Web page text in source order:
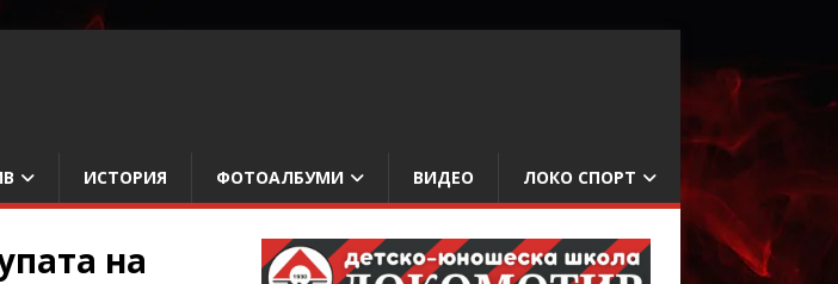
ИСТОРИЯ ФОТОАЛБУМИ ВИДЕО ЛОКО СПОРТ
на